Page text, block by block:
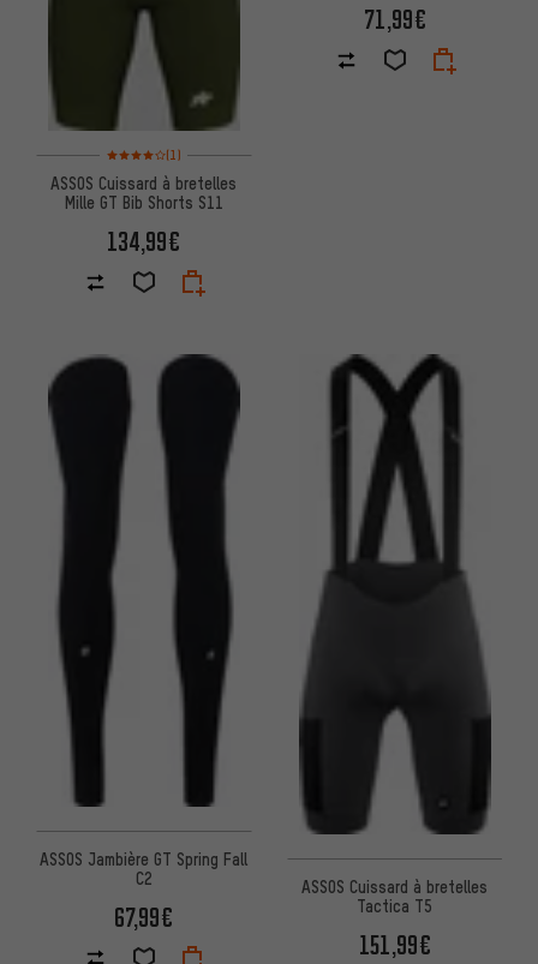
Note moyenne : 4 sur 5 d'après 1 avis
(1)
ASSOS Cuissard à bretelles
Mille GT Bib Shorts S11
134,99€
71,99€
ASSOS Jambière GT Spring Fall
C2
67,99€
ASSOS Cuissard à bretelles
Tactica T5
151,99€